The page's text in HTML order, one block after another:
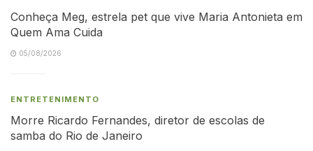
Conheça Meg, estrela pet que vive Maria Antonieta em
Quem Ama Cuida
05/08/2026
ENTRETENIMENTO
Morre Ricardo Fernandes, diretor de escolas de
samba do Rio de Janeiro